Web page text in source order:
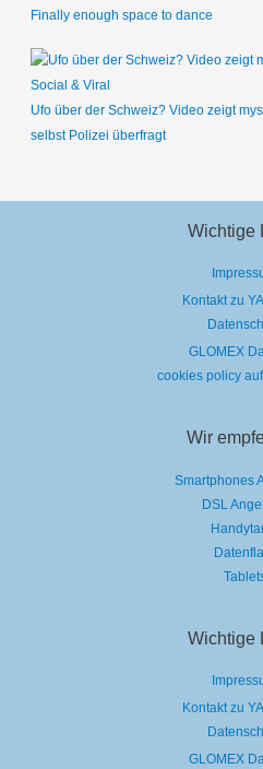
Finally enough space to dance
Social & Viral
Ufo über der Schweiz? Video zeigt
selbst Polizei überfragt
Wichtige
Kontakt zu
GLOMEX
cookies policy
Wir
Smartphones
DSL
Wichtige
Kontakt zu
GLOMEX